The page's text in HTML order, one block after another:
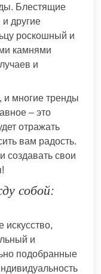
Блестящие
другие
роскошный и
камнями
и
и многие тренды
– это
отражать
вам радость.
создавать свои
собой:
искусство,
и
подобранные